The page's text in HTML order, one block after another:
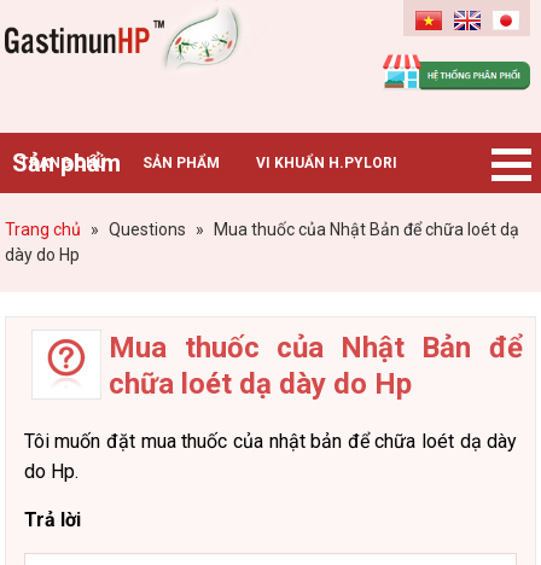
Gastimunhp
Sản phẩm
TRANG CHỦ SẢN PHẨM VI KHUẨN H.PYLORI
BỆNH DẠ DÀY TIN TỨC – SỰ KIỆN HƯỚNG DẪN MUA HÀNG
Trang chủ » Questions »
Mua thuốc của Nhật Bản để chữa loét dạ
dày do Hp
Mua thuốc của Nhật Bản để
chữa loét dạ dày do Hp
Tôi muốn đặt mua thuốc của nhật bản để chữa loét dạ dày
do Hp.
Trả lời